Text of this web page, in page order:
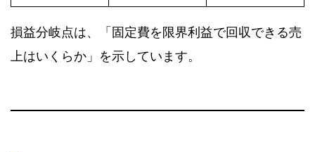
損益分岐点は、「固定費を限界利益で回収できる売
上はいくらか」を示しています。